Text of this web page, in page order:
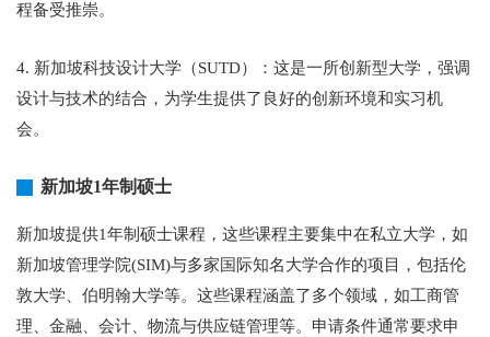
程备受推崇。
4. 新加坡科技设计大学（SUTD）：这是一所创新型大学，强调
设计与技术的结合，为学生提供了良好的创新环境和实习机
会。
新加坡1年制硕士
新加坡提供1年制硕士课程，这些课程主要集中在私立大学，如
新加坡管理学院(SIM)与多家国际知名大学合作的项目，包括伦
敦大学、伯明翰大学等。这些课程涵盖了多个领域，如工商管
理、金融、会计、物流与供应链管理等。申请条件通常要求申